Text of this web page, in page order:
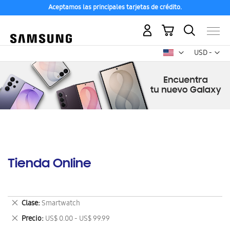
Aceptamos las principales tarjetas de crédito.
USD -
dólar
Mi carrito
Tienda Online
Clase Smartwatch
Eliminar
este
artículo
Precio US$ 0.00 - US$ 99.99
Eliminar